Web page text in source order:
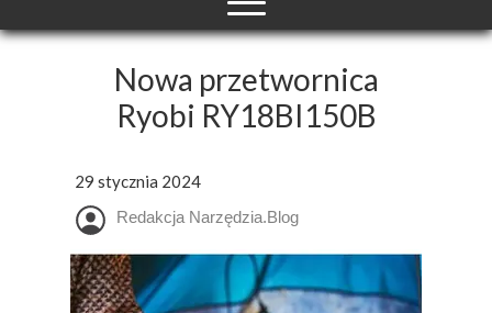
Nowa przetwornica
Ryobi RY18BI150B
29 stycznia 2024
Redakcja Narzędzia.Blog